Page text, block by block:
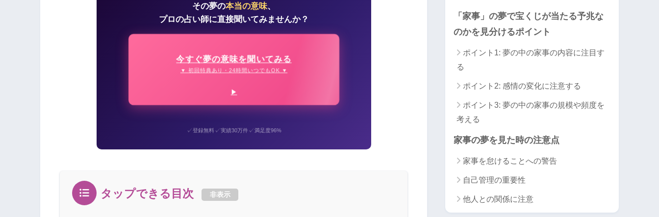
その夢の本当の意味、
プロの占い師に直接聞いてみませんか？
今すぐ夢の意味を聞いてみる
▼ 初回特典あり・24時間いつでもOK ▼
✓登録無料✓実績30万件✓満足度96%
タップできる目次 非表示
「家事」の夢で宝くじが当たる予兆な
のかを見分けるポイント
ポイント1: 夢の中の家事の内容に注目す
る
ポイント2: 感情の変化に注意する
ポイント3: 夢の中の家事の規模や頻度を
考える
家事の夢を見た時の注意点
家事を怠けることへの警告
自己管理の重要性
他人との関係に注意